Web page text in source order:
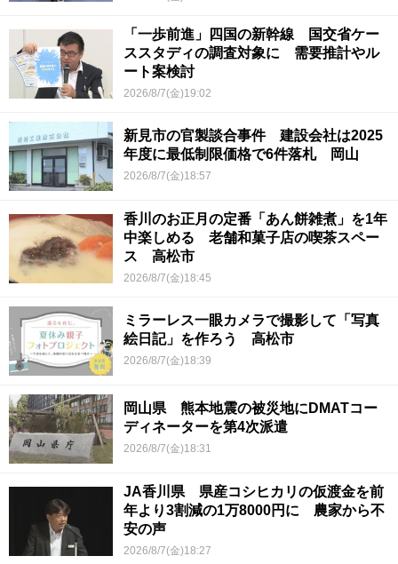
「一歩前進」四国の新幹線 国交省ケー
ススタディの調査対象に 需要推計やル
ート案検討
2026/8/7(金)19:02
新見市の官製談合事件 建設会社は2025
年度に最低制限価格で6件落札 岡山
2026/8/7(金)18:57
香川のお正月の定番「あん餅雑煮」を1年
中楽しめる 老舗和菓子店の喫茶スペー
ス 高松市
2026/8/7(金)18:45
ミラーレス一眼カメラで撮影して「写真
絵日記」を作ろう 高松市
2026/8/7(金)18:39
岡山県 熊本地震の被災地にDMATコー
ディネーターを第4次派遣
2026/8/7(金)18:31
JA香川県 県産コシヒカリの仮渡金を前
年より3割減の1万8000円に 農家から不
安の声
2026/8/7(金)18:27